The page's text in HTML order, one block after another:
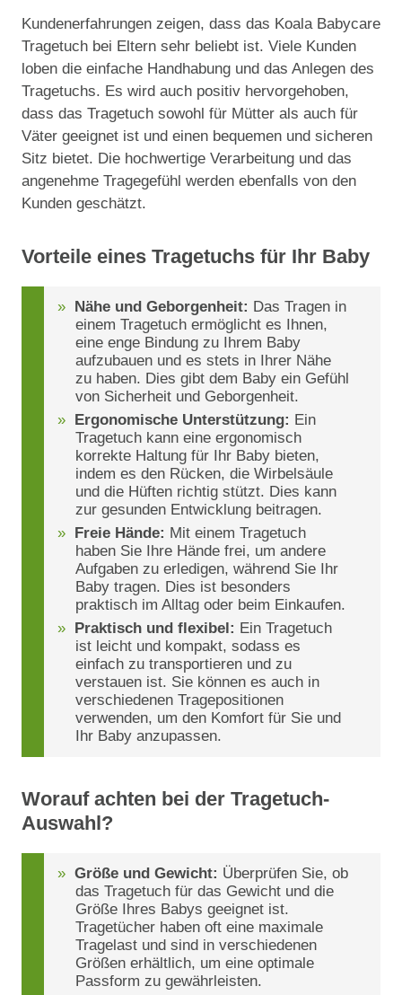
Kundenerfahrungen zeigen, dass das Koala Babycare
Tragetuch bei Eltern sehr beliebt ist. Viele Kunden
loben die einfache Handhabung und das Anlegen des
Tragetuchs. Es wird auch positiv hervorgehoben,
dass das Tragetuch sowohl für Mütter als auch für
Väter geeignet ist und einen bequemen und sicheren
Sitz bietet. Die hochwertige Verarbeitung und das
angenehme Tragegefühl werden ebenfalls von den
Kunden geschätzt.
Vorteile eines Tragetuchs für Ihr Baby
Nähe und Geborgenheit: Das Tragen in
einem Tragetuch ermöglicht es Ihnen,
eine enge Bindung zu Ihrem Baby
aufzubauen und es stets in Ihrer Nähe
zu haben. Dies gibt dem Baby ein Gefühl
von Sicherheit und Geborgenheit.
Ergonomische Unterstützung: Ein
Tragetuch kann eine ergonomisch
korrekte Haltung für Ihr Baby bieten,
indem es den Rücken, die Wirbelsäule
und die Hüften richtig stützt. Dies kann
zur gesunden Entwicklung beitragen.
Freie Hände: Mit einem Tragetuch
haben Sie Ihre Hände frei, um andere
Aufgaben zu erledigen, während Sie Ihr
Baby tragen. Dies ist besonders
praktisch im Alltag oder beim Einkaufen.
Praktisch und flexibel: Ein Tragetuch
ist leicht und kompakt, sodass es
einfach zu transportieren und zu
verstauen ist. Sie können es auch in
verschiedenen Tragepositionen
verwenden, um den Komfort für Sie und
Ihr Baby anzupassen.
Worauf achten bei der Tragetuch-
Auswahl?
Größe und Gewicht: Überprüfen Sie, ob
das Tragetuch für das Gewicht und die
Größe Ihres Babys geeignet ist.
Tragetücher haben oft eine maximale
Tragelast und sind in verschiedenen
Größen erhältlich, um eine optimale
Passform zu gewährleisten.